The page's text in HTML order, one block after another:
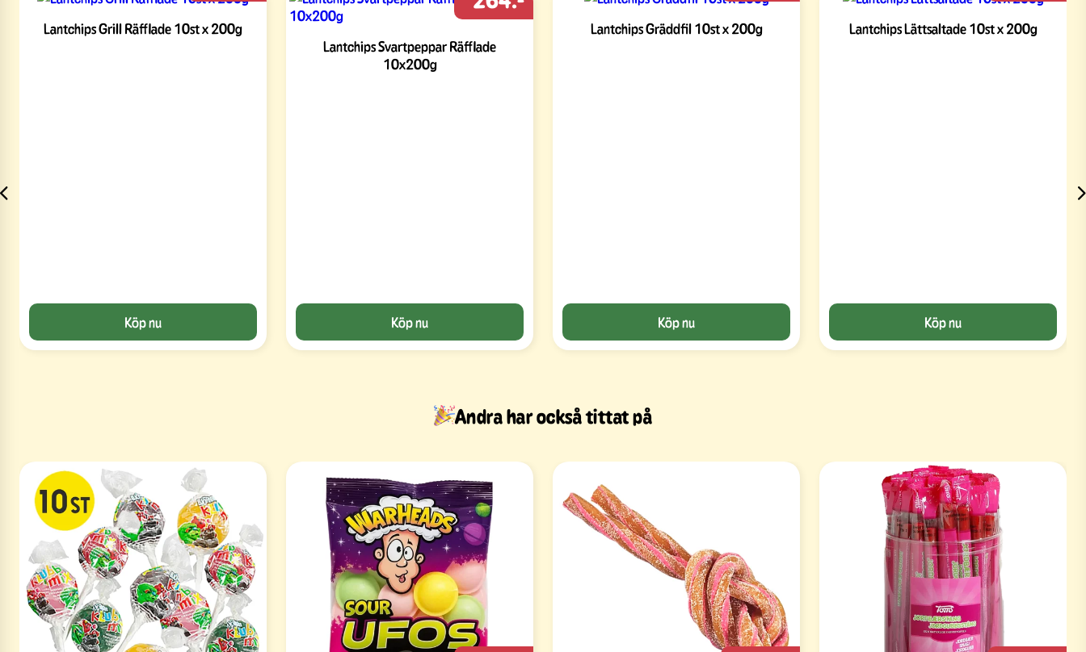
Lantchips Grill Räfflade 10st x 200g
Köp nu
Lantchips Svartpeppar Räfflade
10x200g
Köp nu
Lantchips Gräddfil 10st x 200g
Köp nu
Lantchips Lättsaltade 10st x 200g
Köp nu
Andra har också tittat på